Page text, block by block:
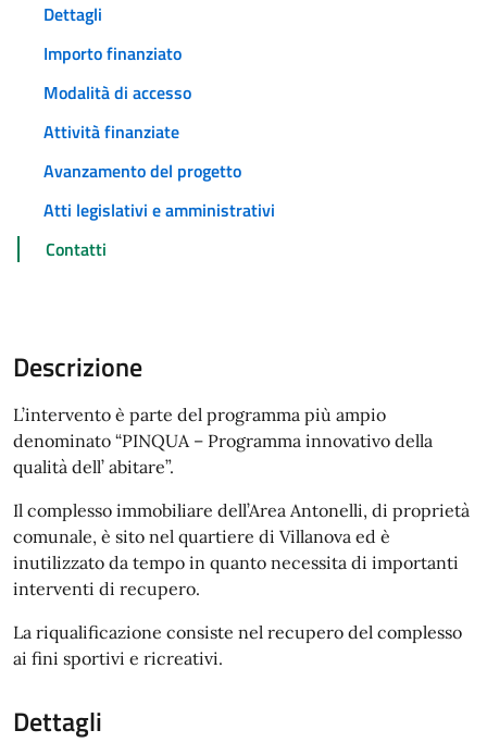
Dettagli
Importo finanziato
Modalità di accesso
Attività finanziate
Avanzamento del progetto
Atti legislativi e amministrativi
Contatti
Descrizione
L’intervento è parte del programma più ampio
denominato “PINQUA – Programma innovativo della
qualità dell’ abitare”.
Il complesso immobiliare dell’Area Antonelli, di proprietà
comunale, è sito nel quartiere di Villanova ed è
inutilizzato da tempo in quanto necessita di importanti
interventi di recupero.
La riqualificazione consiste nel recupero del complesso
ai fini sportivi e ricreativi.
Dettagli